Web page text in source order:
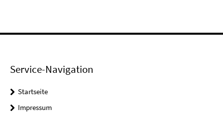
Service-Navigation
Startseite
Impressum